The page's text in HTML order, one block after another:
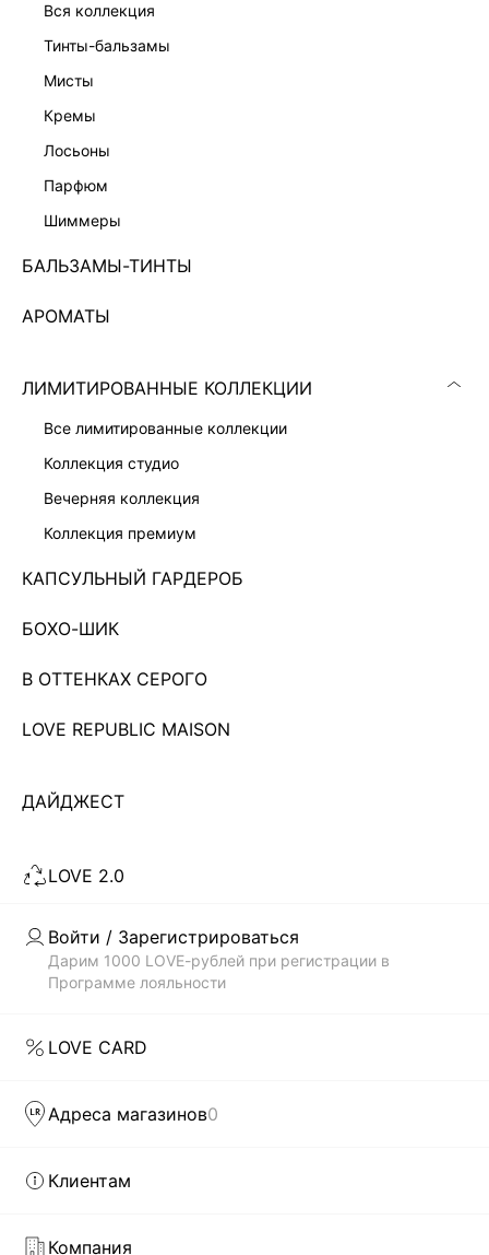
вся коллекция
тинты-бальзамы
мисты
кремы
лосьоны
парфюм
шиммеры
БАЛЬЗАМЫ-ТИНТЫ
АРОМАТЫ
ЛИМИТИРОВАННЫЕ КОЛЛЕКЦИИ
все лимитированные коллекции
коллекция студио
вечерняя коллекция
коллекция премиум
КАПСУЛЬНЫЙ ГАРДЕРОБ
БОХО-ШИК
В ОТТЕНКАХ СЕРОГО
LOVE REPUBLIC MAISON
ДАЙДЖЕСТ
LOVE 2.0
Войти / Зарегистрироваться
Дарим 1000 LOVE-рублей при регистрации в
Программе лояльности
LOVE CARD
Адреса магазинов0
Клиентам
Компания
ЭКСКЛЮЗИВНО ОНЛАЙН
Скачать
КАТАЛОГ
КОМПАНИЯ
КЛИЕНТАМ
ЛИЧНЫЙ КАБИНЕТ